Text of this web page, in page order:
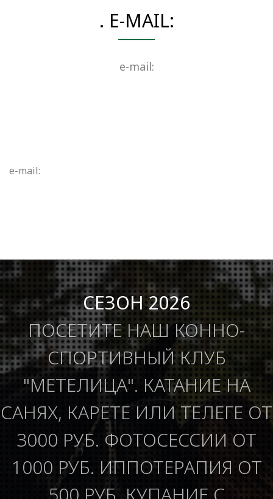
. E-MAIL:
e-mail:
e-mail:
СЕЗОН 2026
ПОСЕТИТЕ НАШ КОННО-
СПОРТИВНЫЙ КЛУБ
"МЕТЕЛИЦА". КАТАНИЕ НА
САНЯХ, КАРЕТЕ ИЛИ ТЕЛЕГЕ ОТ
3000 РУБ. ФОТОСЕССИИ ОТ
1000 РУБ. ИППОТЕРАПИЯ ОТ